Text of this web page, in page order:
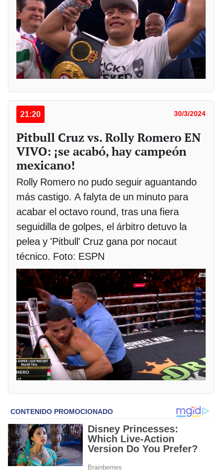
21:20 30/3/2024
Pitbull Cruz vs. Rolly Romero EN
VIVO: ¡se acabó, hay campeón
mexicano!
Rolly Romero no pudo seguir aguantando
más castigo. A falyta de un minuto para
acabar el octavo round, tras una fiera
seguidilla de golpes, el árbitro detuvo la
pelea y 'Pitbull' Cruz gana por nocaut
técnico. Foto: ESPN